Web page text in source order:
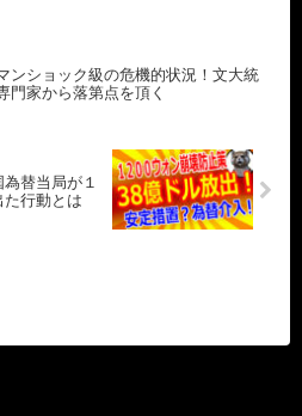
ンショック級の危機的状況！文大統
門家から落第点を頂く
替当局が１
た行動とは